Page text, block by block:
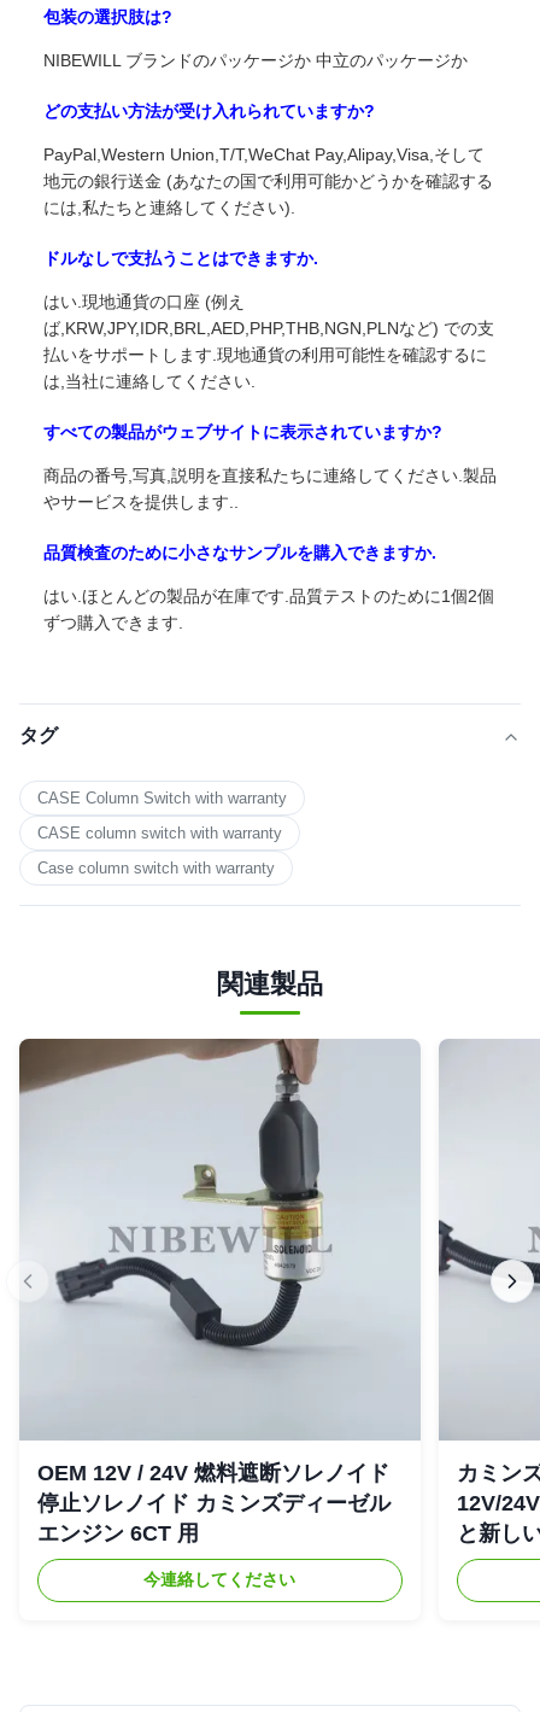
包装の選択肢は?
NIBEWILL ブランドのパッケージか 中立のパッケージか
どの支払い方法が受け入れられていますか?
PayPal,Western Union,T/T,WeChat Pay,Alipay,Visa,そして
地元の銀行送金 (あなたの国で利用可能かどうかを確認する
には,私たちと連絡してください).
ドルなしで支払うことはできますか.
はい.現地通貨の口座 (例え
ば,KRW,JPY,IDR,BRL,AED,PHP,THB,NGN,PLNなど) での支
払いをサポートします.現地通貨の利用可能性を確認するに
は,当社に連絡してください.
すべての製品がウェブサイトに表示されていますか?
商品の番号,写真,説明を直接私たちに連絡してください.製品
やサービスを提供します..
品質検査のために小さなサンプルを購入できますか.
はい.ほとんどの製品が在庫です.品質テストのために1個2個
ずつ購入できます.
タグ
CASE Column Switch with warranty
CASE column switch with warranty
Case column switch with warranty
関連製品
OEM 12V / 24V 燃料遮断ソレノイド
停止ソレノイド カミンズディーゼル
エンジン 6CT 用
今連絡してください
カミン
12V/
と新し